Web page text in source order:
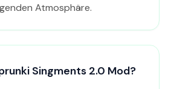
Atmosphäre.
Singments 2.0 Mod?